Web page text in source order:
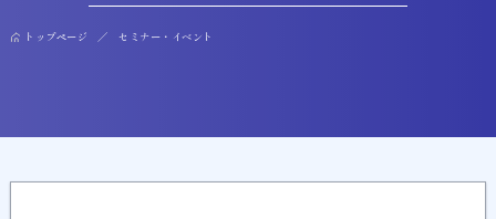
トップページ セミナー・イベント